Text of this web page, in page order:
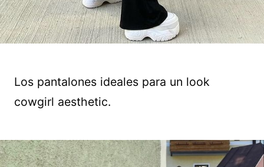
Los pantalones ideales para un look
cowgirl aesthetic.